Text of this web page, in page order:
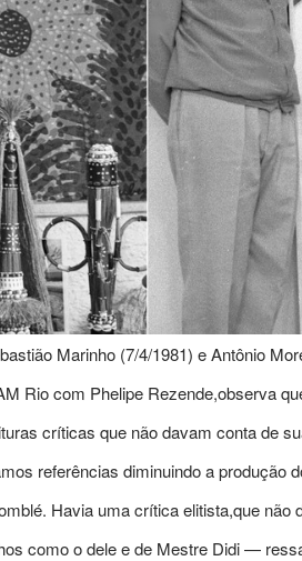
Marinho (7/4/1981) e Antônio
Rio com Phelipe Rezende,observa
críticas que não davam conta de
referências diminuindo a produção
Havia uma crítica elitista,que não
como o dele e de Mestre Didi —